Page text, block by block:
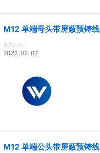
M12 单端母头带屏蔽预铸线
发布时间：
2022-02-07
M12 单端公头带屏蔽预铸线